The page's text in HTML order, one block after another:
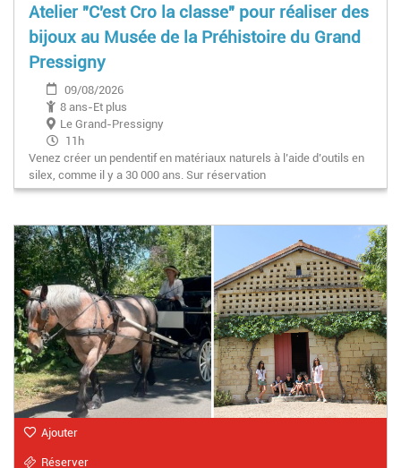
Atelier "C'est Cro la classe" pour réaliser des
bijoux au Musée de la Préhistoire du Grand
Pressigny
09/08/2026
8 ans-Et plus
Le Grand-Pressigny
11h
Venez créer un pendentif en matériaux naturels à l’aide d’outils en
silex, comme il y a 30 000 ans. Sur réservation
Ajouter
Réserver